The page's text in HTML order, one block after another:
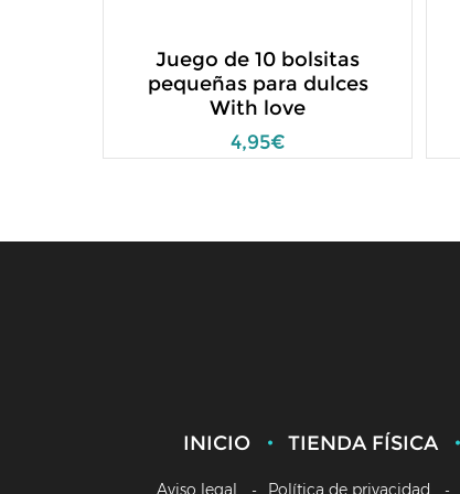
Juego de 10 bolsitas
pequeñas para dulces
With love
4,95€
INICIO TIENDA FÍSICA
Aviso legal Política de privacidad